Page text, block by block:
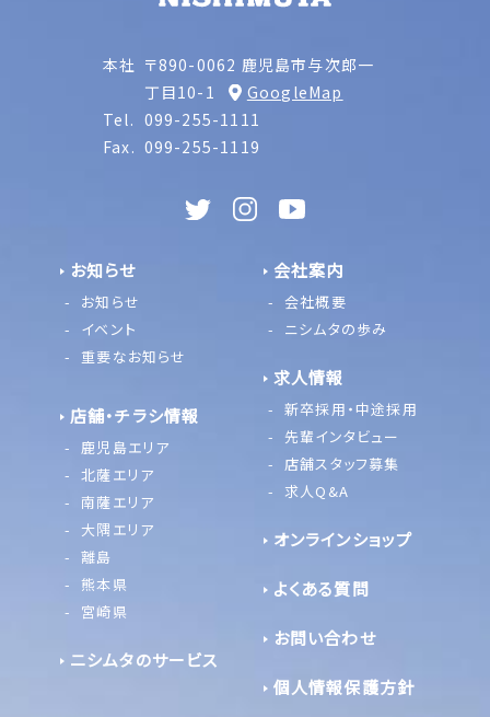
本社 〒890-0062 鹿児島市与次郎一
丁目10-1
GoogleMap
Tel. 099-255-1111
Fax. 099-255-1119
お知らせ
お知らせ
イベント
重要なお知らせ
店舗・チラシ情報
鹿児島エリア
北薩エリア
南薩エリア
大隅エリア
離島
熊本県
宮崎県
ニシムタのサービス
会社案内
会社概要
ニシムタの歩み
求人情報
新卒採用・中途採用
先輩インタビュー
店舗スタッフ募集
求人Q&A
オンラインショップ
よくある質問
お問い合わせ
個人情報保護方針